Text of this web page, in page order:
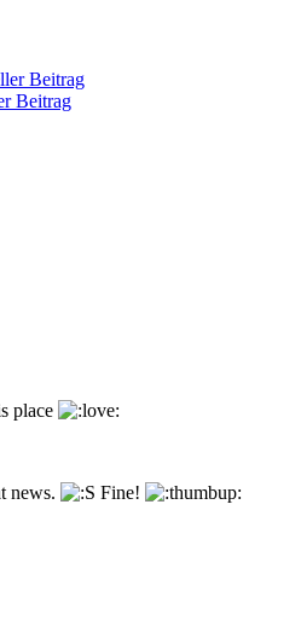
Beitrag
Beitrag
place
news.
Fine!